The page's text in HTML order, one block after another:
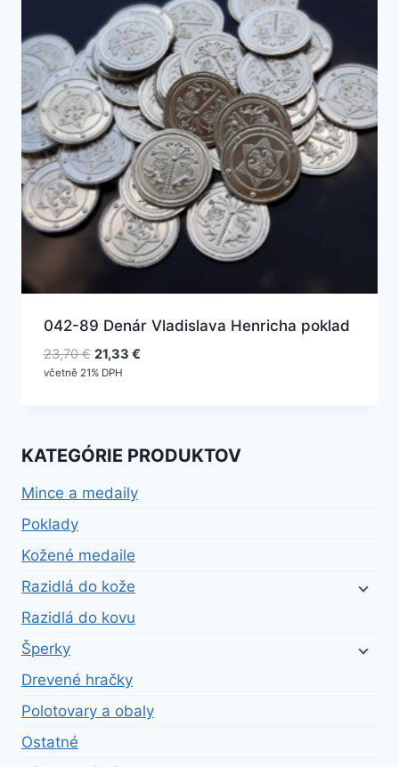
042-89 Denár Vladislava Henricha poklad
23,70€ Pôvodná
cena
21,33 €Aktuálna
včetně 21% DPH
KATEGÓRIE PRODUKTOV
Mince a medaily
Poklady
Kožené medaile
Razidlá do kože
Razidlá do kovu
Šperky
Drevené hračky
Polotovary a obaly
Ostatné